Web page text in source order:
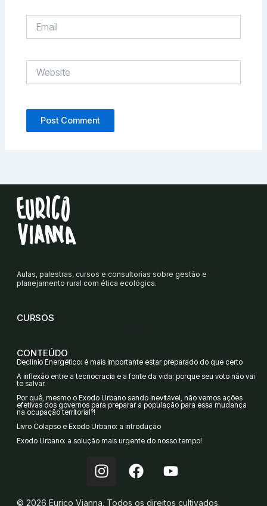
Aulas, palestras, cursos e consultorias sobre gestão e
planejamento rural com ética ecológica.
CURSOS
CONTEÚDO
Declínio Energético: é mais importante estar preparado do que certo
A inflexão entre a tecnocracia e a fonte da vida: porque seu voto não vai
te salvar.
Por quê, mesmo o Êxodo Urbano sendo inevitável, não vemos ações
efetivas dos governos para preparar a população para essa mudança
na ocupação territorial?!
Livro Colapso e Êxodo Urbano: a introdução
Êxodo Urbano: a solução mais urgente do nosso tempo!
I
n
F
a
Y
o
© 2026 Eurico Vianna. Todos os direitos cultivados.